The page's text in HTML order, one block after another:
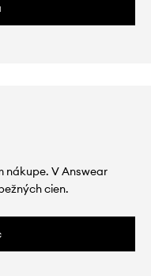
nákupe. V Answear
cien.